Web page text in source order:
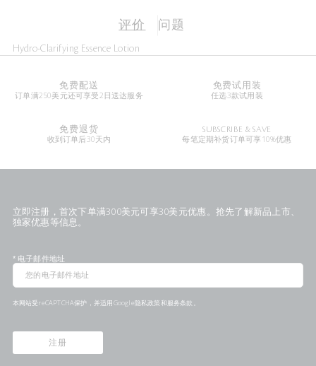
评价 问题
Hydro-Clarifying Essence Lotion
免费配送
订单满250美元还可享受2日送达服务
免费试用装
任选3款试用装
免费退货
收到订单后30天内
SUBSCRIBE & SAVE
每笔定期补货订单可享10%优惠
立即注册，首次下单满300美元可享30美元优惠。抢先了解新品上市、
独家优惠等信息。
* 电子邮件地址
本网站受reCAPTCHA保护，并适用Google隐私政策和服务条款 。
注册